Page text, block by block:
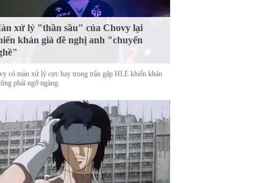
xử lý "thần sầu" của Chovy lại
khán giả đề nghị anh "chuyển
có màn xử lý cực hay trong trận gặp HLE khiến khán
phải ngỡ ngàng.